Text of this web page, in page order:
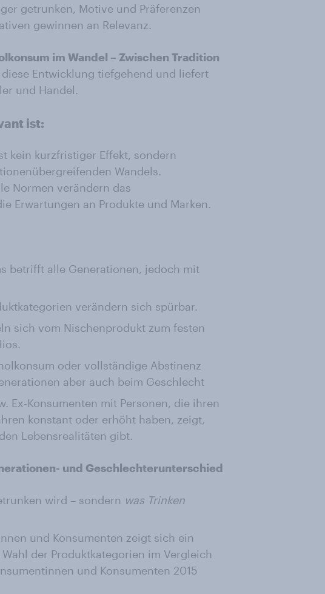
getrunken, Motive und Präferenzen
gewinnen an Relevanz.
im Wandel – Zwischen Tradition
Entwicklung tiefgehend und liefert
und Handel.
ist:
kein kurzfristiger Effekt, sondern
Wandels.
Normen verändern das
Erwartungen an Produkte und Marken.
betrifft alle Generationen, jedoch mit
verändern sich spürbar.
sich vom Nischenprodukt zum festen
oder vollständige Abstinenz
aber auch beim Geschlecht
Ex-Konsumenten mit Personen, die ihren
konstant oder erhöht haben, zeigt,
Lebensrealitäten gibt.
und Geschlechterunterschied
wird – sondern was Trinken
und Konsumenten zeigt sich ein
der Produktkategorien im Vergleich
und Konsumenten 2015